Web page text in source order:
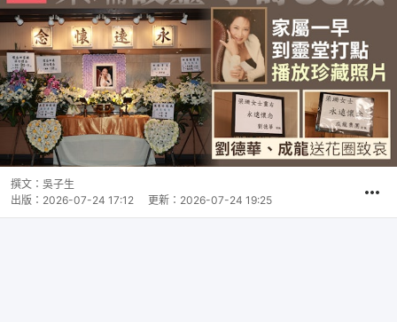
撰文： 吳子生
出版： 2026-07-24 17:12 更新： 2026-07-24 19:25